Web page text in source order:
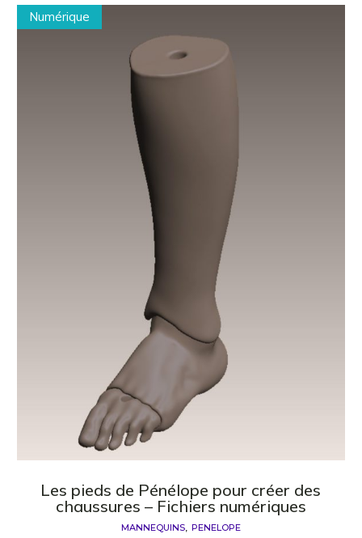
Numérique
Les pieds de Pénélope pour créer des
chaussures – Fichiers numériques
MANNEQUINS PENELOPE